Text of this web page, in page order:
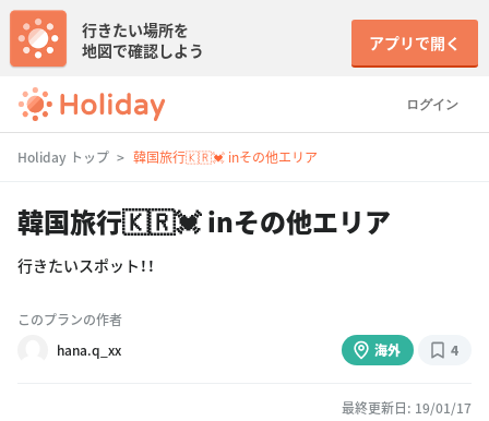
ログイン
行きたい場所を
地図で確認しよう
アプリで開く
Holiday トップ 韓国旅行🇰🇷💓 inその他エリア
韓国旅行🇰🇷💓 inその他エリア
行きたいスポット！！
このプランの作者
hana.q_xx
海外 4
最終更新日: 19/01/17